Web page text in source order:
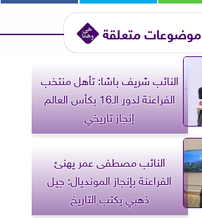
موضوعات متعلقة
النائب شريف باشا: تأهل منتخب
الفراعنة لدور الـ16 بكأس العالم
إنجاز تاريخي
النائب مصطفى عمر يهنئ
الفراعنة بإنجاز المونديال: جيل
ذهبي يكتب التاريخ